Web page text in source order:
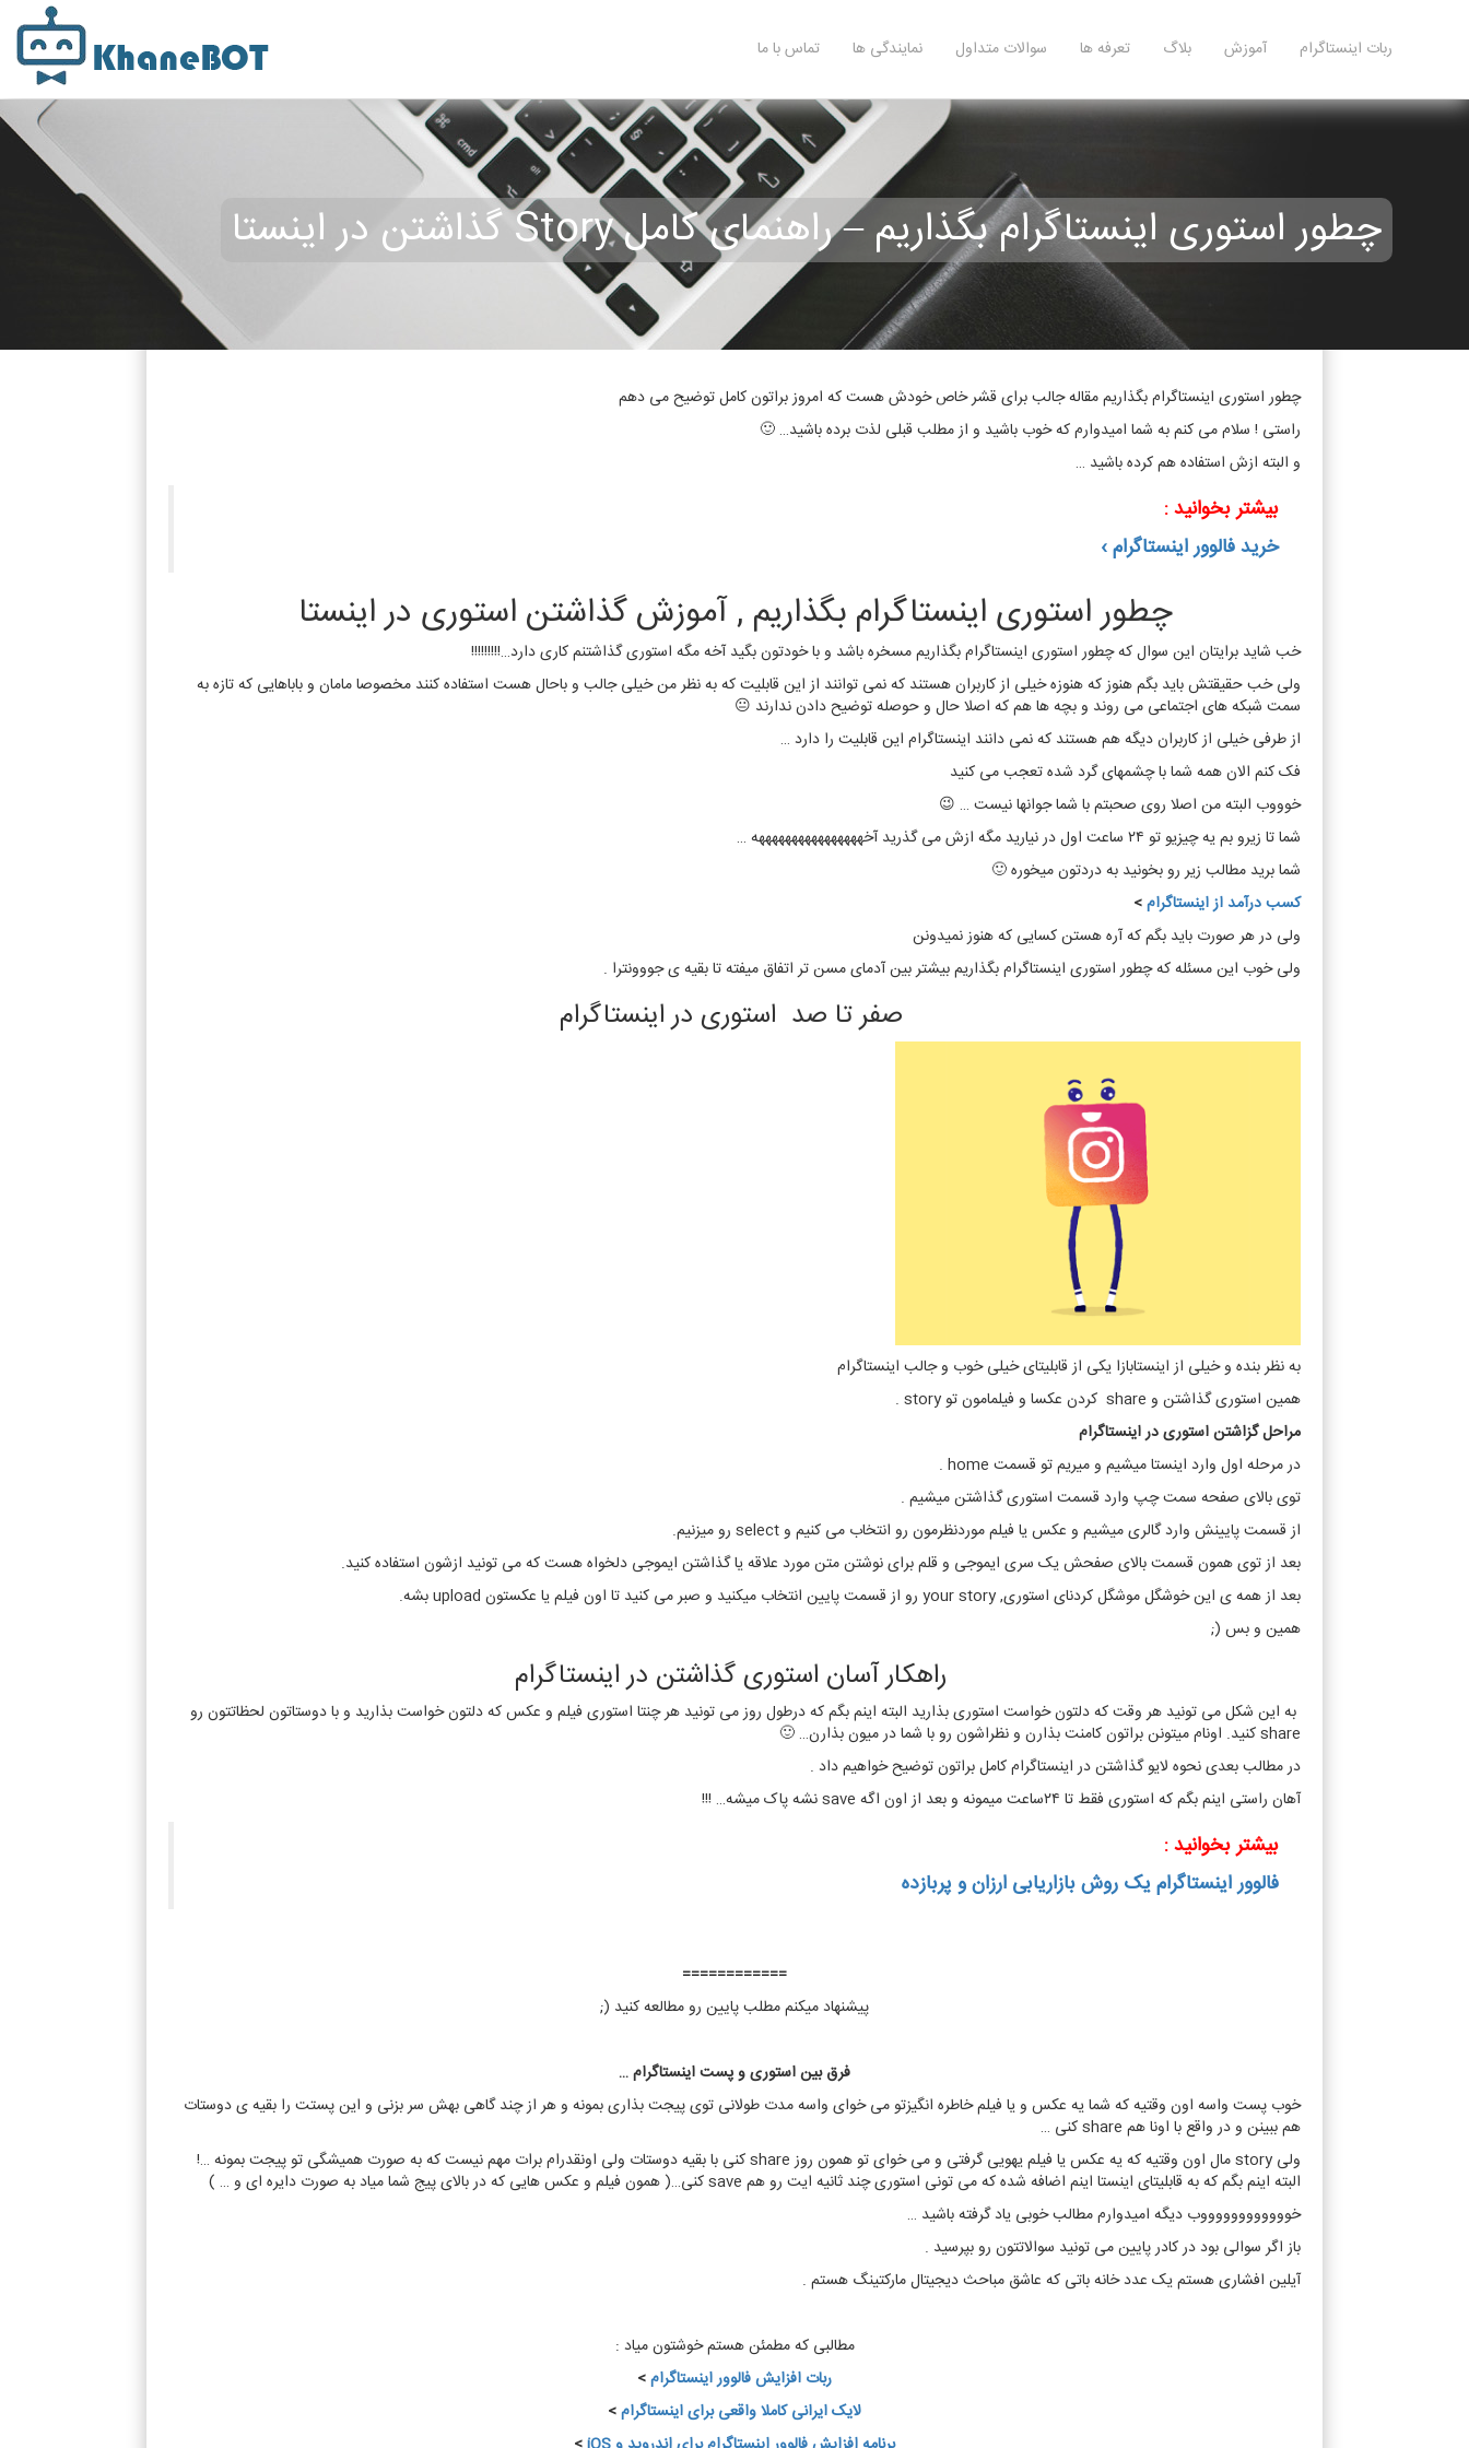
ربات اینستاگرام آموزش بلاگ تعرفه ها سوالات متداول نمایندگی ها تماس با ما
چطور استوری اینستاگرام بگذاریم – راهنمای کامل Story گذاشتن در اینستا
چطور استوری اینستاگرام بگذاریم مقاله جالب برای قشر خاص خودش هست که امروز براتون کامل توضیح می دهم
راستی ! سلام می کنم به شما امیدوارم که خوب باشید و از مطلب قبلی لذت برده باشید… 🙂
و البته ازش استفاده هم کرده باشید …
بیشتر بخوانید :
خرید فالوور اینستاگرام›
چطور استوری اینستاگرام بگذاریم , آموزش گذاشتن استوری در اینستا
خب شاید برایتان این سوال که چطور استوری اینستاگرام بگذاریم مسخره باشد و با خودتون بگید آخه مگه استوری گذاشتنم کاری دارد…!!!!!!!!!
ولی خب حقیقتش باید بگم هنوز که هنوزه خیلی از کاربران هستند که نمی توانند از این قابلیت که به نظر من خیلی جالب و باحال هست استفاده کنند مخصوصا مامان و باباهایی که تازه به
سمت شبکه های اجتماعی می روند و بچه ها هم که اصلا حال و حوصله توضیح دادن ندارند 😐
از طرفی خیلی از کاربران دیگه هم هستند که نمی دانند اینستاگرام این قابلیت را دارد …
فک کنم الان همه شما با چشمهای گرد شده تعجب می کنید
خوووب البته من اصلا روی صحبتم با شما جوانها نیست … 😉
شما تا زیرو بم یه چیزیو تو ۲۴ ساعت اول در نیارید مگه ازش می گذرید آخههههههههههههههههه …
شما برید مطالب زیر رو بخونید به دردتون میخوره 🙂
کسب درآمد از اینستاگرام>
ولی در هر صورت باید بگم که آره هستن کسایی که هنوز نمیدونن
ولی خوب این مسئله که چطور استوری اینستاگرام بگذاریم بیشتر بین آدمای مسن تر اتفاق میفته تا بقیه ی جووونترا .
صفر تا صد استوری در اینستاگرام
به نظر بنده و خیلی از اینستابازا یکی از قابلیتای خیلی خوب و جالب اینستاگرام
همین استوری گذاشتن و share کردن عکسا و فیلمامون تو story .
مراحل گزاشتن استوری در اینستاگرام
در مرحله اول وارد اینستا میشیم و میریم تو قسمت home .
توی بالای صفحه سمت چپ وارد قسمت استوری گذاشتن میشیم .
از قسمت پایینش وارد گالری میشیم و عکس یا فیلم موردنظرمون رو انتخاب می کنیم و select رو میزنیم.
بعد از توی همون قسمت بالای صفحش یک سری ایموجی و قلم برای نوشتن متن مورد علاقه یا گذاشتن ایموجی دلخواه هست که می تونید ازشون استفاده کنید.
بعد از همه ی این خوشگل موشگل کردنای استوری, your story رو از قسمت پایین انتخاب میکنید و صبر می کنید تا اون فیلم یا عکستون upload بشه.
همین و بس (;
راهکار آسان استوری گذاشتن در اینستاگرام
به این شکل می تونید هر وقت که دلتون خواست استوری بذارید البته اینم بگم که درطول روز می تونید هر چنتا استوری فیلم و عکس که دلتون خواست بذارید و با دوستاتون لحظاتتون رو
share کنید. اونام میتونن براتون کامنت بذارن و نظراشون رو با شما در میون بذارن… 🙂
در مطالب بعدی نحوه لایو گذاشتن در اینستاگرام کامل براتون توضیح خواهیم داد .
آهان راستی اینم بگم که استوری فقط تا ۲۴ساعت میمونه و بعد از اون اگه save نشه پاک میشه… !!!
بیشتر بخوانید :
فالوور اینستاگرام یک روش بازاریابی ارزان و پربازده
============
پیشنهاد میکنم مطلب پایین رو مطالعه کنید (;
فرق بین استوری و پست اینستاگرام …
خوب پست واسه اون وقتیه که شما یه عکس و یا فیلم خاطره انگیزتو می خوای واسه مدت طولانی توی پیجت بذاری بمونه و هر از چند گاهی بهش سر بزنی و این پستت را بقیه ی دوستات
هم ببینن و در واقع با اونا هم share کنی …
ولی story مال اون وقتیه که یه عکس یا فیلم یهویی گرفتی و می خوای تو همون روز share کنی با بقیه دوستات ولی اونقدرام برات مهم نیست که به صورت همیشگی تو پیجت بمونه …!
البته اینم بگم که به قابلیتای اینستا اینم اضافه شده که می تونی استوری چند ثانیه ایت رو هم save کنی…( همون فیلم و عکس هایی که در بالای پیج شما میاد به صورت دایره ای و … )
خووووووووووووب دیگه امیدوارم مطالب خوبی یاد گرفته باشید …
باز اگر سوالی بود در کادر پایین می تونید سوالاتتون رو بپرسید .
آیلین افشاری هستم یک عدد خانه باتی که عاشق مباحث دیجیتال مارکتینگ هستم .
مطالبی که مطمئن هستم خوشتون میاد :
ربات افزایش فالوور اینستاگرام>
لایک ایرانی کاملا واقعی برای اینستاگرام>